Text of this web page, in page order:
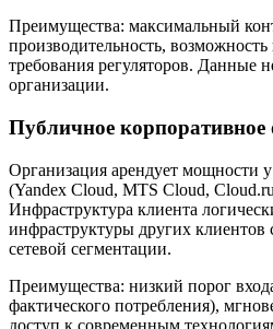
Преимущества: максимальный
производительность,
требования регуляторов. Данные
организации.
Публичное корпоративное
Организация арендует мощности
(Yandex Cloud, MTS Cloud,
Инфраструктура клиента
инфраструктуры других
сетевой сегментации.
Преимущества: низкий порог
фактического потребления),
доступ к современным